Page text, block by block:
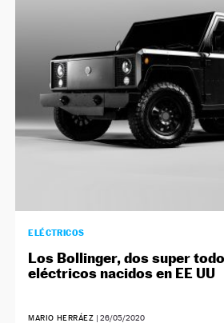
ELÉCTRICOS
Los Bollinger, dos super
eléctricos nacidos en EE UU
MARIO HERRÁEZ | 26/05/2020